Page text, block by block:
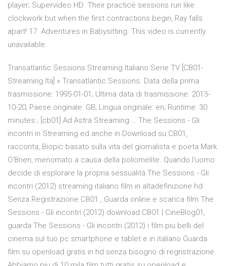
player; Supervideo HD Their practice sessions run like
clockwork but when the first contractions begin, Ray falls
apart! 17. Adventures in Babysitting. This video is currently
unavailable.
Transatlantic Sessions Streaming Italiano Serie TV [CB01-
Streaming Ita] » Transatlantic Sessions. Data della prima
trasmissione: 1995-01-01; Ultima data di trasmissione: 2013-
10-20; Paese originale: GB; Lingua originale: en; Runtime: 30
minutes ; [cb01] Ad Astra Streaming … The Sessions - Gli
incontri in Streaming ed anche in Download su CB01,
racconta, Biopic basato sulla vita del giornalista e poeta Mark
O'Brien, menomato a causa della poliomelite. Quando l'uomo
decide di esplorare la propria sessualità The Sessions - Gli
incontri (2012) streaming italiano film in altadefinizione hd
Senza Registrazione CB01 , Guarda online e scarica film The
Sessions - Gli incontri (2012) download CB01 | CineBlog01,
guarda The Sessions - Gli incontri (2012) i film piu belli del
cinema sul tuo pc smartphone e tablet e in italiano Guarda
film su openload gratis in hd senza bisogno di regristrazione.